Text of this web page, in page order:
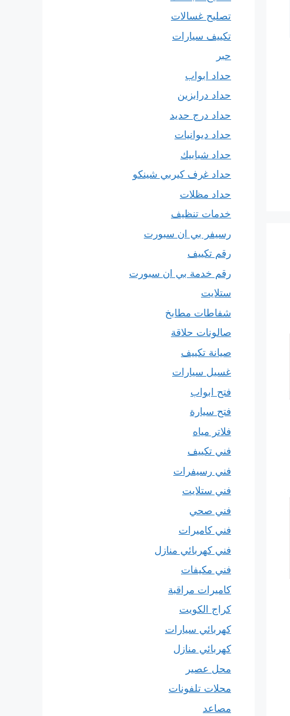
تصليح غسالات
تكييف سيارات
حبر
حداد ابواب
حداد درابزين
حداد درج حديد
حداد ديوانيات
حداد شبابيك
حداد غرف كيربي شينكو
حداد مظلات
خدمات تنظيف
رسيفر بي ان سبورت
رقم تكييف
رقم خدمة بي ان سبورت
ستلايت
شفاطات مطابخ
صالونات حلاقة
صيانة تكييف
غسيل سيارات
فتح ابواب
فتح سيارة
فلاتر مياه
فني تكييف
فني رسيفرات
فني ستلايت
فني صحي
فني كاميرات
فني كهربائي منازل
فني مكيفات
كاميرات مراقبة
كراج الكويت
كهربائي سيارات
كهربائي منازل
محل عصير
محلات تلفونات
مصاعد